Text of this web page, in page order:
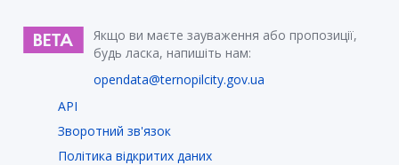
Якщо ви маєте зауваження або пропозиції,
будь ласка, напишіть нам:
opendata@ternopilcity.gov.ua
API
Зворотний зв'язок
Політика відкритих даних